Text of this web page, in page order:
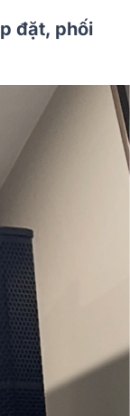
đặt, phối